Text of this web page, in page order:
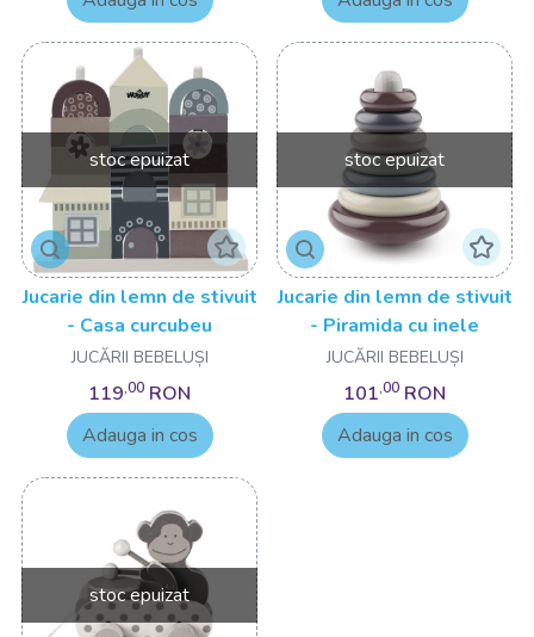
stoc epuizat
Jucarie din lemn de stivuit
- Casa curcubeu
JUCĂRII BEBELUȘI
119,00 RON
Adauga in cos
stoc epuizat
Jucarie din lemn de stivuit
- Piramida cu inele
JUCĂRII BEBELUȘI
101,00 RON
Adauga in cos
stoc epuizat